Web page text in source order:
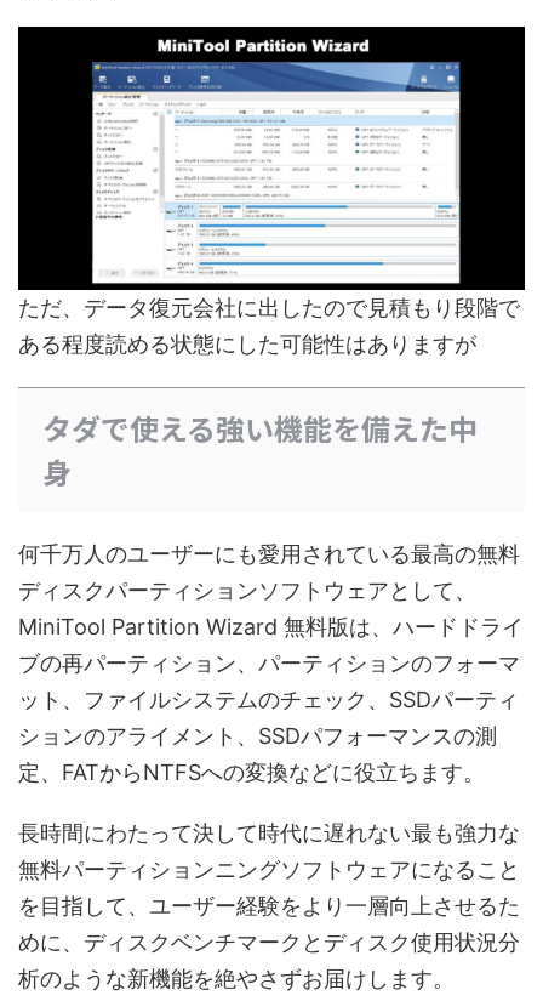
ただ、データ復元会社に出したので見積もり段階で
ある程度読める状態にした可能性はありますが
タダで使える強い機能を備えた中
身
何千万人のユーザーにも愛用されている最高の無料
ディスクパーティションソフトウェアとして、
MiniTool Partition Wizard 無料版は、ハードドライ
ブの再パーティション、パーティションのフォーマ
ット、ファイルシステムのチェック、SSDパーティ
ションのアライメント、SSDパフォーマンスの測
定、FATからNTFSへの変換などに役立ちます。
長時間にわたって決して時代に遅れない最も強力な
無料パーティションニングソフトウェアになること
を目指して、ユーザー経験をより一層向上させるた
めに、ディスクベンチマークとディスク使用状況分
析のような新機能を絶やさずお届けします。